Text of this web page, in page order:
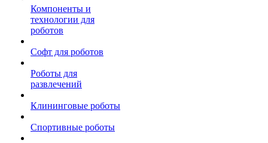
Компоненты и
технологии для
роботов
Софт для роботов
Роботы для
развлечений
Клининговые роботы
Спортивные роботы